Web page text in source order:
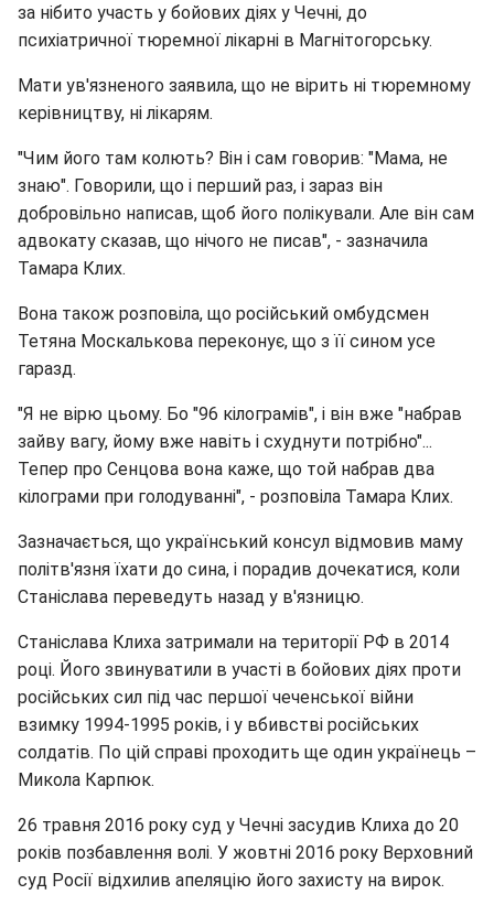
за нібито участь у бойових діях у Чечні, до
психіатричної тюремної лікарні в Магнітогорську.
Мати ув'язненого заявила, що не вірить ні тюремному
керівництву, ні лікарям.
"Чим його там колють? Він і сам говорив: "Мама, не
знаю". Говорили, що і перший раз, і зараз він
добровільно написав, щоб його полікували. Але він сам
адвокату сказав, що нічого не писав", - зазначила
Тамара Клих.
Вона також розповіла, що російський омбудсмен
Тетяна Москалькова переконує, що з її сином усе
гаразд.
"Я не вірю цьому. Бо "96 кілограмів", і він вже "набрав
зайву вагу, йому вже навіть і схуднути потрібно"...
Тепер про Сенцова вона каже, що той набрав два
кілограми при голодуванні", - розповіла Тамара Клих.
Зазначається, що український консул відмовив маму
політв'язня їхати до сина, і порадив дочекатися, коли
Станіслава переведуть назад у в'язницю.
Станіслава Клиха затримали на території РФ в 2014
році. Його звинуватили в участі в бойових діях проти
російських сил під час першої чеченської війни
взимку 1994-1995 років, і у вбивстві російських
солдатів. По цій справі проходить ще один українець –
Микола Карпюк.
26 травня 2016 року суд у Чечні засудив Клиха до 20
років позбавлення волі. У жовтні 2016 року Верховний
суд Росії відхилив апеляцію його захисту на вирок.